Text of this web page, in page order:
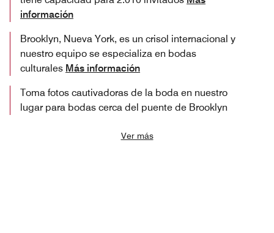
información
Brooklyn, Nueva York, es un crisol internacional y
nuestro equipo se especializa en bodas
culturales Más información
Toma fotos cautivadoras de la boda en nuestro
lugar para bodas cerca del puente de Brooklyn
Ver más